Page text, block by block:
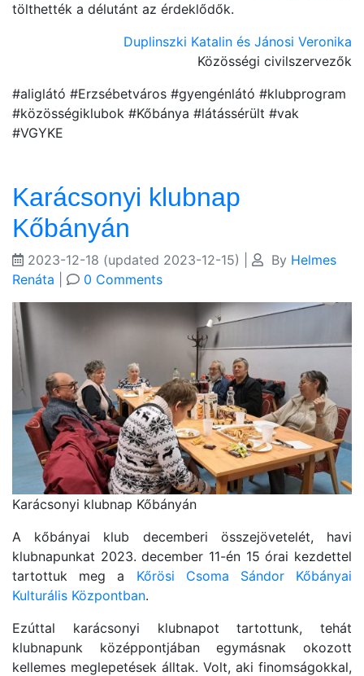
tölthették a délutánt az érdeklődők.
Duplinszki Katalin és Jánosi Veronika
Közösségi civilszervezők
#aliglátó #Erzsébetváros #gyengénlátó #klubprogram
#közösségiklubok #Kőbánya #látássérült #vak
#VGYKE
Karácsonyi klubnap
Kőbányán
2023-12-18 (updated 2023-12-15) By Helmes
Renáta
0 Comments
Karácsonyi klubnap Kőbányán
A kőbányai klub decemberi összejövetelét, havi
klubnapunkat 2023. december 11-én 15 órai kezdettel
tartottuk meg a Kőrösi Csoma Sándor Kőbányai
Kulturális Központban.
Ezúttal karácsonyi klubnapot tartottunk, tehát
klubnapunk középpontjában egymásnak okozott
kellemes meglepetések álltak. Volt, aki finomságokkal,